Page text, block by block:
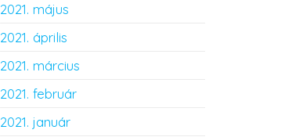
2021. május
2021. április
2021. március
2021. február
2021. január